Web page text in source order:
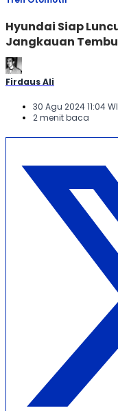
Hyundai Siap
Jangkauan
Firdaus Ali
30 Agu 2024 11:04
2 menit baca